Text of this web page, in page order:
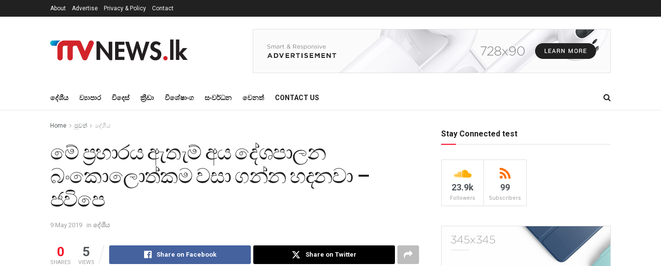
About Advertise Privacy & Policy Contact
දේශීය ව්‍යාපාර විදෙස් ක්‍රීඩා විශේෂාංග සංවර්ධන වෙනත් CONTACT US
Home පුවත් දේශීය
මේ ප්‍රහාරය ඇතැම් අය දේශපාලන
බංකොලොත්කම වසා ගන්න හදනවා –
ජවිපෙ
9 May 2019 in දේශීය
0
SHARES
5
VIEWS
Share on Facebook Share on Twitter
Stay Connected test
23.9k
Followers
99
Subscribers